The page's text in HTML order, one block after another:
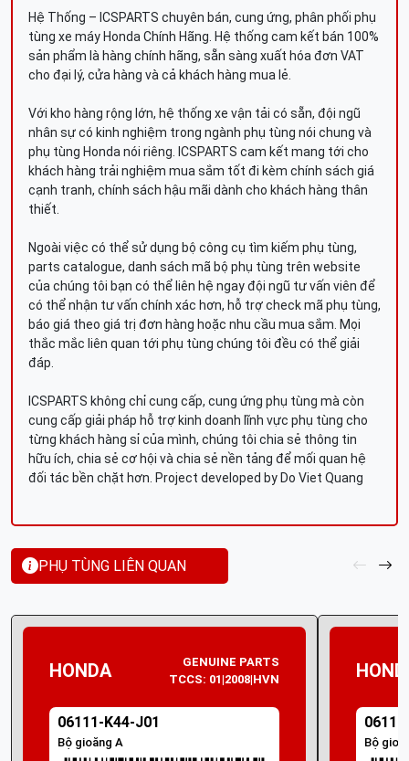
Hệ Thống – ICSPARTS chuyên bán, cung ứng, phân phối phụ
tùng xe máy Honda Chính Hãng. Hệ thống cam kết bán 100%
sản phẩm là hàng chính hãng, sẵn sàng xuất hóa đơn VAT
cho đại lý, cửa hàng và cả khách hàng mua lẻ.
Với kho hàng rộng lớn, hệ thống xe vận tải có sẵn, đội ngũ
nhân sự có kinh nghiệm trong ngành phụ tùng nói chung và
phụ tùng Honda nói riêng. ICSPARTS cam kết mang tới cho
khách hàng trải nghiệm mua sắm tốt đi kèm chính sách giá
cạnh tranh, chính sách hậu mãi dành cho khách hàng thân
thiết.
Ngoài việc có thể sử dụng bộ công cụ tìm kiếm phụ tùng,
parts catalogue, danh sách mã bộ phụ tùng trên website
của chúng tôi bạn có thể liên hệ ngay đội ngũ tư vấn viên để
có thể nhận tư vấn chính xác hơn, hỗ trợ check mã phụ tùng,
báo giá theo giá trị đơn hàng hoặc nhu cầu mua sắm. Mọi
thắc mắc liên quan tới phụ tùng chúng tôi đều có thể giải
đáp.
ICSPARTS không chỉ cung cấp, cung ứng phụ tùng mà còn
cung cấp giải pháp hỗ trợ kinh doanh lĩnh vực phụ tùng cho
từng khách hàng sỉ của mình, chúng tôi chia sẻ thông tin
hữu ích, chia sẻ cơ hội và chia sẻ nền tảng để mối quan hệ
đối tác bền chặt hơn. Project developed by Do Viet Quang
PHỤ TÙNG LIÊN QUAN
HONDA
GENUINE PARTS
TCCS: 01|2008|HVN
06111-K44-J01
Bộ gioăng A Bộ